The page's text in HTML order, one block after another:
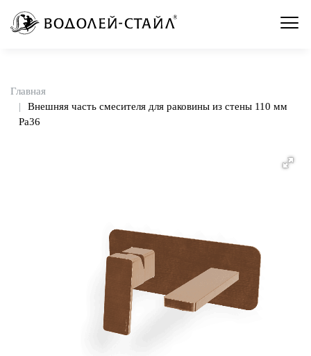
Главная
Внешняя часть смесителя для раковины из стены 110 мм
Pa36